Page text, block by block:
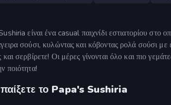
είναι ένα casual παιχνίδι εστιατορίου στο
σούσι, κυλώντας και κόβοντας ρολά σούσι
και σερβίρετε! Οι μέρες γίνονται όλο και πιο
ποιότητα!
το Papa's Sushiria